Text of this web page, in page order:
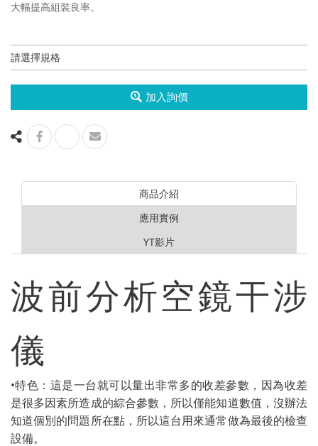
大幅提高組裝良率。
加入詢價
商品介紹
應用實例
YT影片
波前分析空鏡干涉
儀
•特色：這是一台就可以量出非常多的收差參數，因為收差
是很多因素所造成的綜合參數，所以僅能知道數值，沒辦法
知道個別的問題所在點，所以這台用來通常做為最後的檢查
設備。
實際應用介紹: